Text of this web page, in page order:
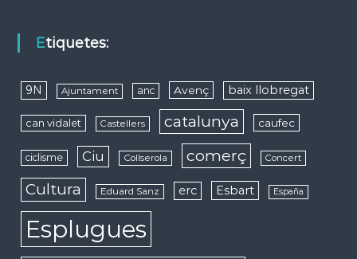
Etiquetes:
9N Ajuntament anc Avenç baix llobregat
can vidalet Castellers catalunya caufec
ciclisme Ciu Collserola comerç Concert
Cultura Eduard Sanz erc Esbart España
Esplugues